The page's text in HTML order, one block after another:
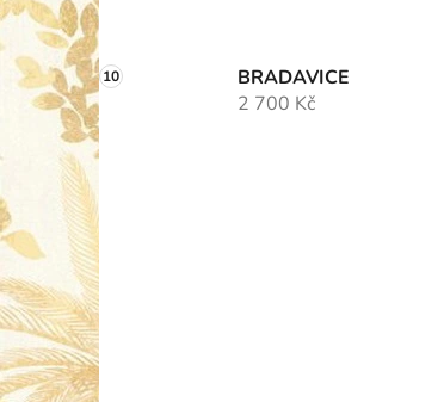
BRADAVICE
2 700 Kč